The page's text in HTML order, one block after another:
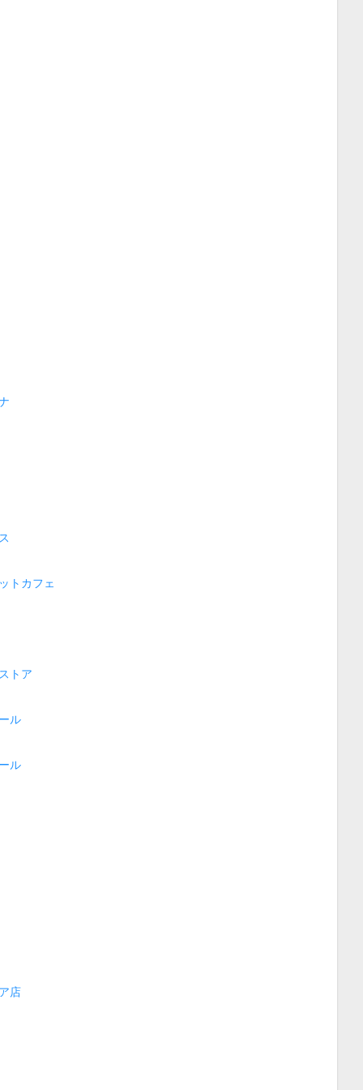
トカフェ
トア
ル
ル
店